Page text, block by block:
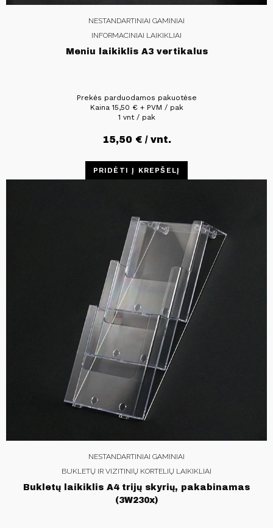
NESTANDARTINIAI GAMINIAI
INFORMACINIAI LAIKIKLIAI
Meniu laikiklis A3 vertikalus
Prekės parduodamos pakuotėse
Kaina15,50 €+ PVM / pak
1 vnt / pak
15,50 €/ vnt.
PRIDĖTI Į KREPŠELĮ
NESTANDARTINIAI GAMINIAI
BUKLETŲ IR VIZITINIŲ KORTELIŲ LAIKIKLIAI
Bukletų laikiklis A4 trijų skyrių, pakabinamas
(3W230x)